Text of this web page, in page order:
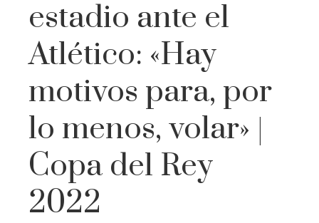
estadio ante el
Atlético: «Hay
motivos para, por
lo menos, volar» |
Copa del Rey
2022